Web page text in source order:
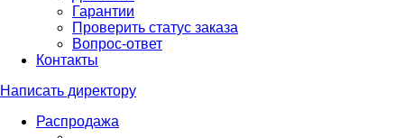
Гарантии
Проверить статус заказа
Вопрос-ответ
Контакты
Написать директору
Распродажа